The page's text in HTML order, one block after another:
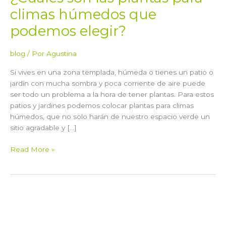
climas húmedos que
podemos elegir?
blog / Por Agustina
Si vives en una zona templada, húmeda o tienes un patio o
jardín con mucha sombra y poca corriente de aire puede
ser todo un problema a la hora de tener plantas. Para estos
patios y jardines podemos colocar plantas para climas
húmedos, que no solo harán de nuestro espacio verde un
sitio agradable y […]
Read More »